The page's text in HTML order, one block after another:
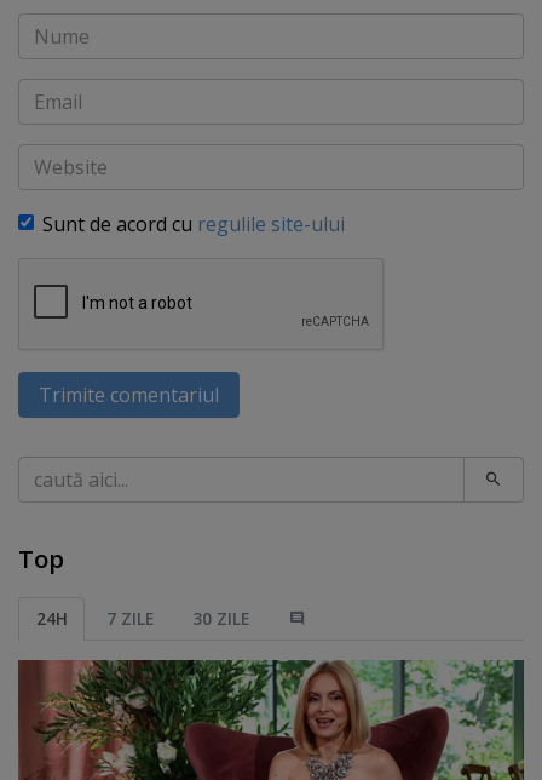
Nume
Email
Website
Sunt de acord cu regulile site-ului
Trimite comentariul
Caută
Top
24H 7 ZILE 30 ZILE